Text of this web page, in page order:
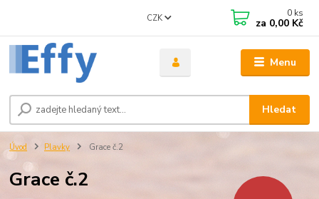
Menu
CZK
Hledat
0 ks
za 0,00 Kč
Úvod Plavky Grace č.2
Grace č.2